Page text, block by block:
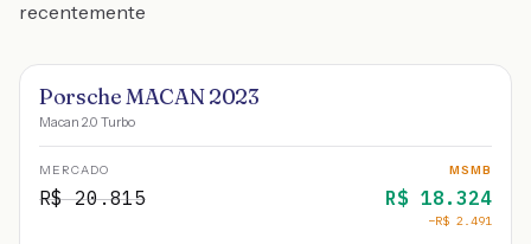
recentemente
Porsche MACAN 2023
Macan 2.0 Turbo
MERCADO
R$20.815
MSMB
R$ 18.324
−R$ 2.491